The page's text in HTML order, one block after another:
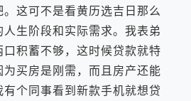
这可不是看黄历选吉日那么
生阶段和实际需求。我表弟
积蓄不够，这时候贷款就特
买房是刚需，而且房产还能
个同事看到新款手机就想贷